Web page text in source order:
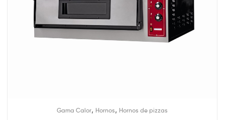
Gama Calor, Hornos, Hornos de pizzas